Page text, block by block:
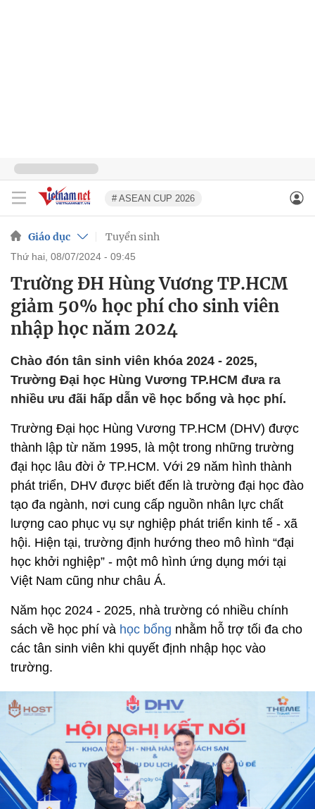
# ASEAN CUP 2026
Giáo dục Tuyển sinh
thứ hai, 08/07/2024 - 09:45
Trường ĐH Hùng Vương TP.HCM
giảm 50% học phí cho sinh viên
nhập học năm 2024
Chào đón tân sinh viên khóa 2024 - 2025,
Trường Đại học Hùng Vương TP.HCM đưa ra
nhiều ưu đãi hấp dẫn về học bổng và học phí.
Trường Đại học Hùng Vương TP.HCM (DHV) được
thành lập từ năm 1995, là một trong những trường
đại học lâu đời ở TP.HCM. Với 29 năm hình thành
phát triển, DHV được biết đến là trường đại học đào
tạo đa ngành, nơi cung cấp nguồn nhân lực chất
lượng cao phục vụ sự nghiệp phát triển kinh tế - xã
hội. Hiện tại, trường định hướng theo mô hình “đại
học khởi nghiệp” - một mô hình ứng dụng mới tại
Việt Nam cũng như châu Á.
Năm học 2024 - 2025, nhà trường có nhiều chính
sách về học phí và học bổng nhằm hỗ trợ tối đa cho
các tân sinh viên khi quyết định nhập học vào
trường.